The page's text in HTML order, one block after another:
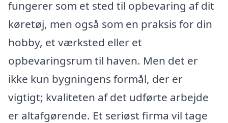
fungerer som et sted til opbevaring af dit
køretøj, men også som en praksis for din
hobby, et værksted eller et
opbevaringsrum til haven. Men det er
ikke kun bygningens formål, der er
vigtigt; kvaliteten af det udførte arbejde
er altafgørende. Et seriøst firma vil tage